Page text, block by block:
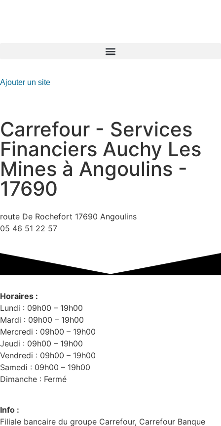
Ajouter un site
Carrefour - Services
Financiers Auchy Les
Mines à Angoulins -
17690
route De Rochefort 17690 Angoulins
05 46 51 22 57
Horaires :
Lundi : 09h00 – 19h00
Mardi : 09h00 – 19h00
Mercredi : 09h00 – 19h00
Jeudi : 09h00 – 19h00
Vendredi : 09h00 – 19h00
Samedi : 09h00 – 19h00
Dimanche : Fermé
Info :
Filiale bancaire du groupe Carrefour, Carrefour Banque